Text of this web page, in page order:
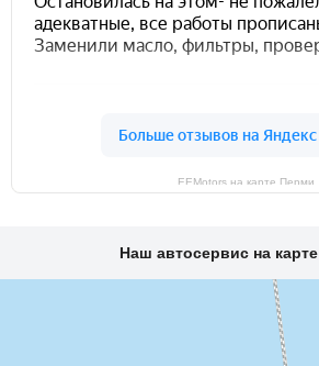
EEMotors на карте Перми
Наш автосервис на